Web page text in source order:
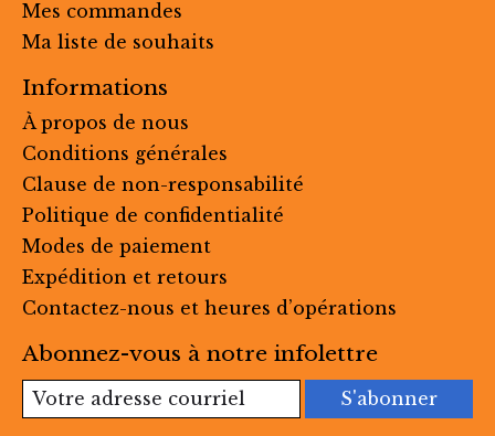
Mes commandes
Ma liste de souhaits
Informations
À propos de nous
Conditions générales
Clause de non-responsabilité
Politique de confidentialité
Modes de paiement
Expédition et retours
Contactez-nous et heures d’opérations
Abonnez-vous à notre infolettre
S'abonner